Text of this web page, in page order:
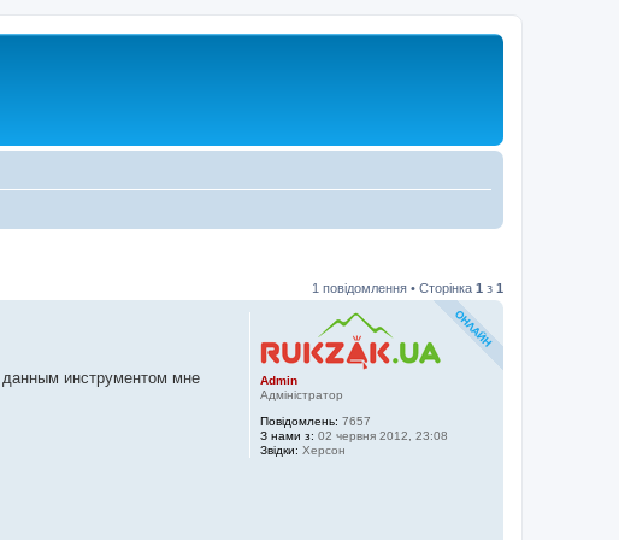
1 повідомлення • Сторінка 1 з 1
Admin
Адміністратор
Повідомлень: 7657
З нами з: 02 червня 2012, 23:08
Звідки: Херсон
данным инструментом мне